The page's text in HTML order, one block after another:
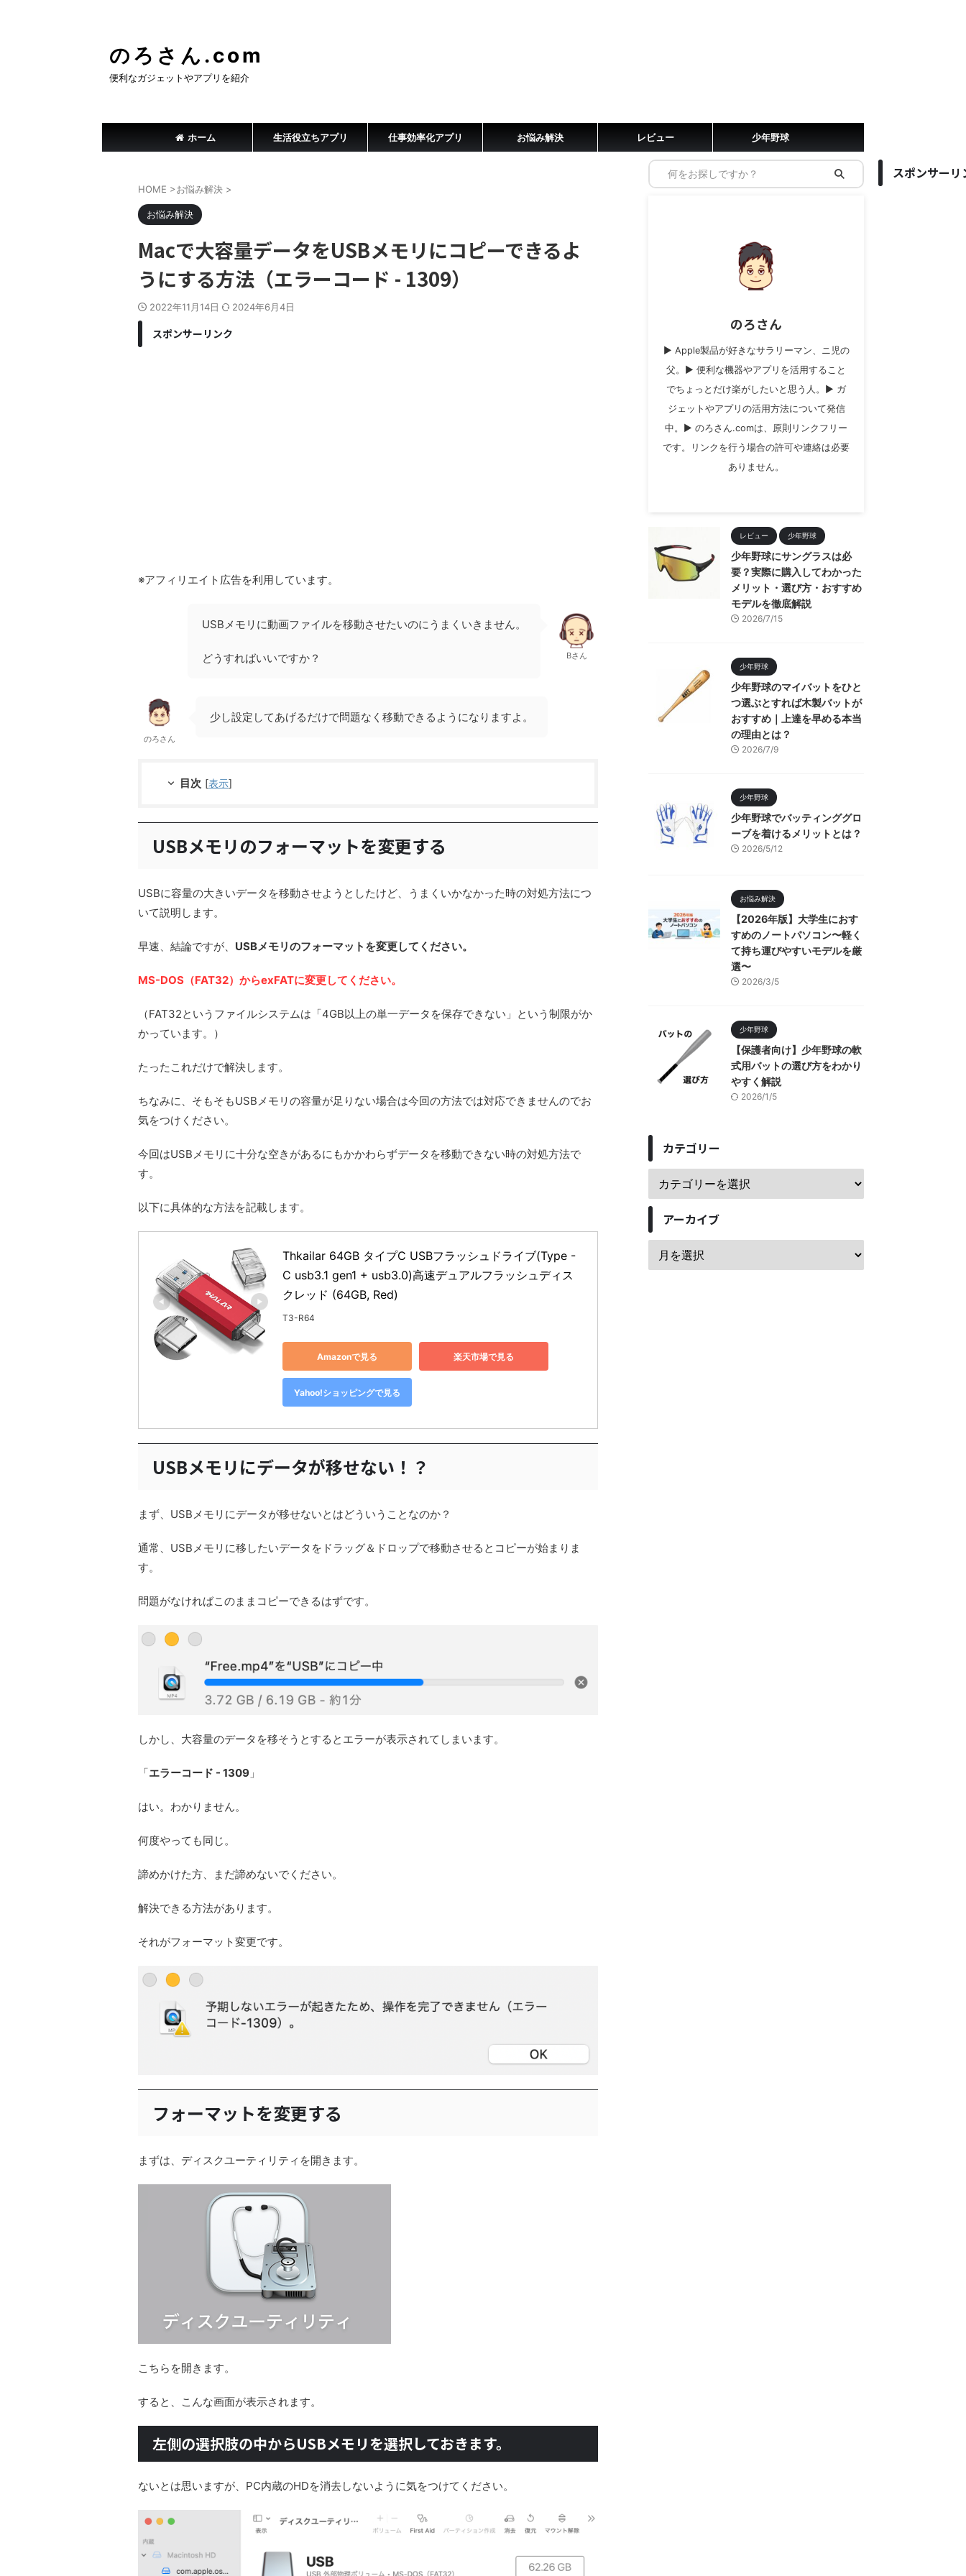
のろさん.com
便利なガジェットやアプリを紹介
ホーム 生活役立ちアプリ 仕事効率化アプリ お悩み解決 レビュー 少年野球
HOME >お悩み解決 >
お悩み解決
Macで大容量データをUSBメモリにコピーできるよ
うにする方法（エラーコード - 1309）
2022年11月14日 2024年6月4日
スポンサーリンク
※アフィリエイト広告を利用しています。
USBメモリに動画ファイルを移動させたいのにうまくいきません。
どうすればいいですか？ Bさん
のろさん
少し設定してあげるだけで問題なく移動できるようになりますよ。
目次 [表示]
USBメモリのフォーマットを変更する
USBに容量の大きいデータを移動させようとしたけど、うまくいかなかった時の対処方法につ
いて説明します。
早速、結論ですが、 USBメモリのフォーマットを変更してください。
MS-DOS（FAT32）からexFATに変更してください。
（FAT32というファイルシステムは「4GB以上の単一データを保存できない」という制限がか
かっています。）
たったこれだけで解決します。
ちなみに、そもそもUSBメモリの容量が足りない場合は今回の方法では対応できませんのでお
気をつけください。
今回はUSBメモリに十分な空きがあるにもかかわらずデータを移動できない時の対処方法で
す。
以下に具体的な方法を記載します。
Thkailar 64GB タイプC USBフラッシュドライブ(Type -
C usb3.1 gen1 + usb3.0)高速デュアルフラッシュディス
クレッド (64GB, Red)
T3-R64
Amazonで見る 楽天市場で見る
Yahoo!ショッピングで見る
USBメモリにデータが移せない！？
まず、USBメモリにデータが移せないとはどういうことなのか？
通常、USBメモリに移したいデータをドラッグ＆ドロップで移動させるとコピーが始まりま
す。
問題がなければこのままコピーできるはずです。
しかし、大容量のデータを移そうとするとエラーが表示されてしまいます。
「エラーコード - 1309 」
はい。わかりません。
何度やっても同じ。
諦めかけた方、まだ諦めないでください。
解決できる方法があります。
それがフォーマット変更です。
フォーマットを変更する
まずは、ディスクユーティリティを開きます。
こちらを開きます。
すると、こんな画面が表示されます。
左側の選択肢の中からUSBメモリを選択しておきます。
ないとは思いますが、PC内蔵のHDを消去しないように気をつけてください。
のろさん
▶︎ Apple製品が好きなサラリーマン、ニ児の
父。▶︎ 便利な機器やアプリを活用すること
でちょっとだけ楽がしたいと思う人。▶︎ ガ
ジェットやアプリの活用方法について発信
中。▶︎ のろさん.comは、原則リンクフリー
です。リンクを行う場合の許可や連絡は必要
ありません。
レビュー 少年野球
少年野球にサングラスは必
要？実際に購入してわかった
メリット・選び方・おすすめ
モデルを徹底解説
2026/7/15
少年野球
少年野球のマイバットをひと
つ選ぶとすれば木製バットが
おすすめ｜上達を早める本当
の理由とは？
2026/7/9
少年野球
少年野球でバッティンググロ
ーブを着けるメリットとは？
2026/5/12
お悩み解決
【2026年版】大学生におす
すめのノートパソコン〜軽く
て持ち運びやすいモデルを厳
選〜
2026/3/5
少年野球
【保護者向け】少年野球の軟
式用バットの選び方をわかり
やすく解説
2026/1/5
カテゴリー
アーカイブ
スポンサーリ